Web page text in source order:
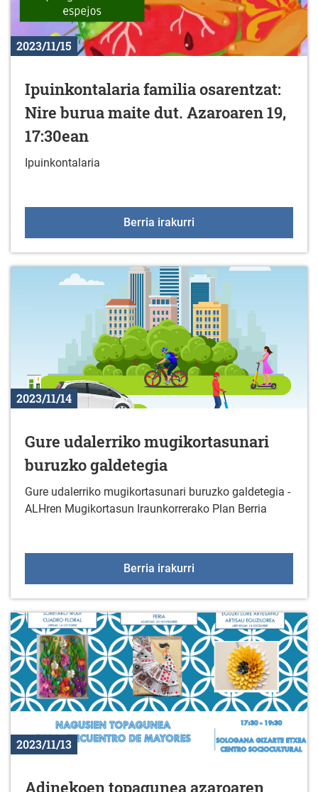
2023/11/15
Ipuinkontalaria familia osarentzat:
Nire burua maite dut. Azaroaren 19,
17:30ean
Ipuinkontalaria
Berria irakurri
2023/11/14
Gure udalerriko mugikortasunari
buruzko galdetegia
Gure udalerriko mugikortasunari buruzko galdetegia -
ALHren Mugikortasun Iraunkorrerako Plan Berria
Berria irakurri
2023/11/13
Adinekoen topagunea azaroaren